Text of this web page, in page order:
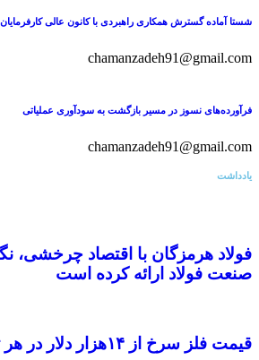
شستا آماده گسترش همکاری راهبردی با کانون عالی
chamanzadeh91@gmail.com
فرآورده‌های نسوز در مسیر بازگشت به سودآوری عملیاتی
chamanzadeh91@gmail.com
یادداشت
فولاد هرمزگان با اقتصاد چرخشی،
صنعت فولاد ارائه کرده است
قیمت فلز سرخ از ۱۴هزار دلار در هر تن عبور کرد